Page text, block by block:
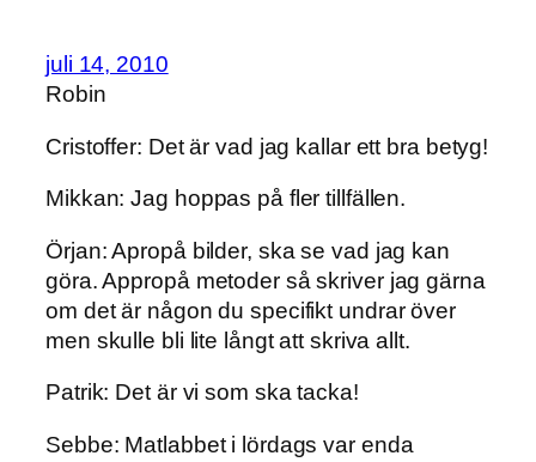
juli 14, 2010
Robin
Cristoffer: Det är vad jag kallar ett bra betyg!
Mikkan: Jag hoppas på fler tillfällen.
Örjan: Apropå bilder, ska se vad jag kan
göra. Appropå metoder så skriver jag gärna
om det är någon du specifikt undrar över
men skulle bli lite långt att skriva allt.
Patrik: Det är vi som ska tacka!
Sebbe: Matlabbet i lördags var enda